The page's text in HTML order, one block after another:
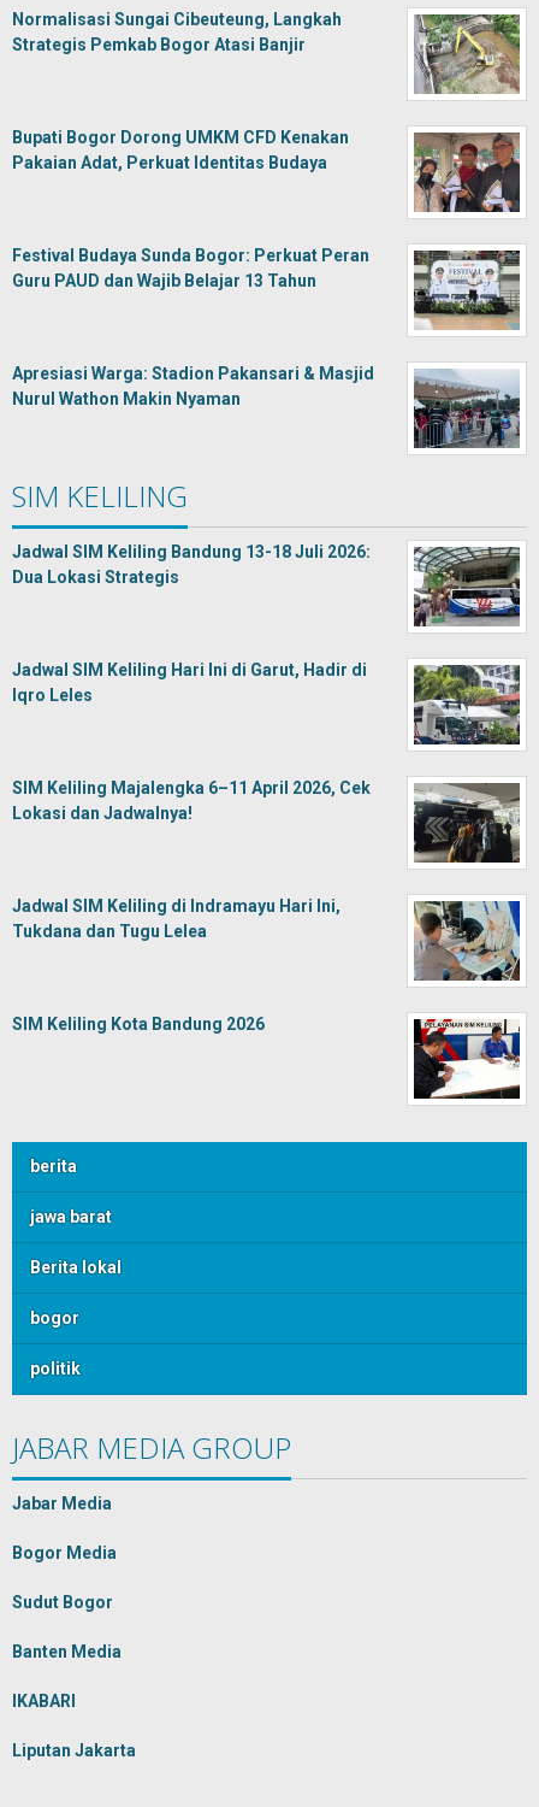
Normalisasi Sungai Cibeuteung, Langkah
Strategis Pemkab Bogor Atasi Banjir
Bupati Bogor Dorong UMKM CFD Kenakan
Pakaian Adat, Perkuat Identitas Budaya
Festival Budaya Sunda Bogor: Perkuat Peran
Guru PAUD dan Wajib Belajar 13 Tahun
Apresiasi Warga: Stadion Pakansari & Masjid
Nurul Wathon Makin Nyaman
SIM KELILING
Jadwal SIM Keliling Bandung 13-18 Juli 2026:
Dua Lokasi Strategis
Jadwal SIM Keliling Hari Ini di Garut, Hadir di
Iqro Leles
SIM Keliling Majalengka 6–11 April 2026, Cek
Lokasi dan Jadwalnya!
Jadwal SIM Keliling di Indramayu Hari Ini,
Tukdana dan Tugu Lelea
SIM Keliling Kota Bandung 2026
berita
jawa barat
Berita lokal
bogor
politik
JABAR MEDIA GROUP
Jabar Media
Bogor Media
Sudut Bogor
Banten Media
IKABARI
Liputan Jakarta